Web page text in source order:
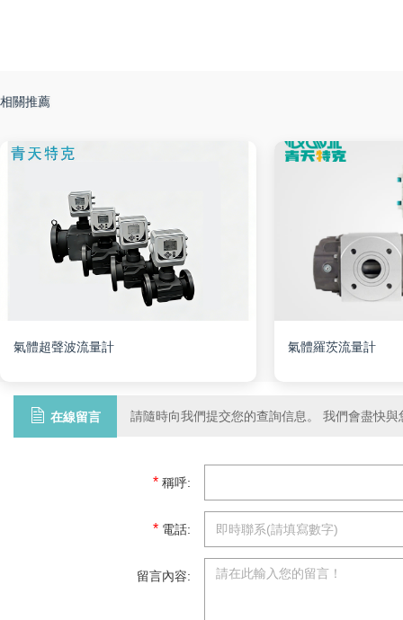
相關推薦
氣體超聲波流量計 氣體羅茨流量計
在線留言 請隨時向我們提交您的查詢信息。 我們會盡快與
* 稱呼:
* 電話:
留言內容: